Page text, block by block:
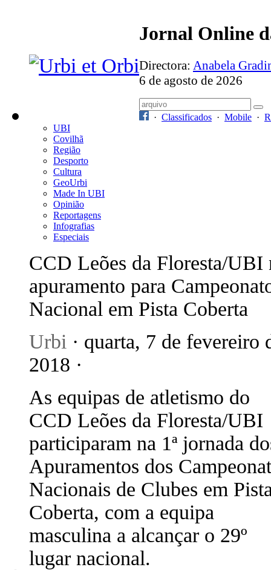
Jornal Online
Directora: Anabela
6 de agosto de 2026
· Classificados · Mobile ·
UBI
Covilhã
Região
Desporto
Cultura
GeoUrbi
Made In UBI
Opinião
Reportagens
Infografias
Especiais
CCD Leões da Floresta/UBI
apuramento para
Nacional em Pista Coberta
Urbi · quarta, 7 de fevereiro
2018 ·
As equipas de atletismo do
CCD Leões da Floresta/UBI
participaram na 1ª jornada
Apuramentos dos
Nacionais de Clubes em
Coberta, com a equipa
masculina a alcançar o 29º
lugar nacional.